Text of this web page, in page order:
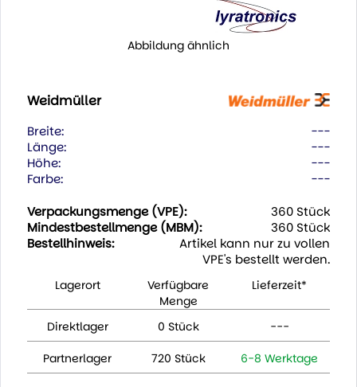
Abbildung ähnlich
Weidmüller
Breite:
---
Länge:
---
Höhe:
---
Farbe:
---
Verpackungsmenge (VPE):
360 Stück
Mindestbestellmenge (MBM):
360 Stück
Bestellhinweis:
Artikel kann nur zu vollen
VPE's bestellt werden.
Lagerort
Verfügbare
Menge
Lieferzeit*
Direktlager 0 Stück ---
Partnerlager 720 Stück 6-8 Werktage